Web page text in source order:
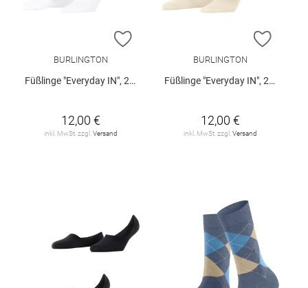
ZUR WUNSCHLISTE HINZUFÜGEN
BURLINGTON
Füßlinge "Everyday IN", 2er-Pack
12,00 €
inkl. MwSt. zzgl.Versand
ZUR
BURLINGTON
Füßlinge "Everyday IN", 2er-Pack
12,00 €
inkl. MwSt. zzgl.Versand